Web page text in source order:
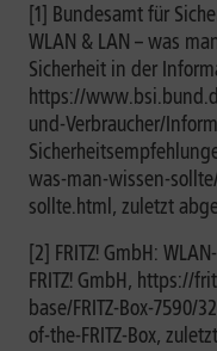
[1] Bundesamt für
WLAN & LAN – was
Sicherheit in der
https://
und-Verbraucher/
was-man-wissen-
sollte.html, zuletzt
[2] FRITZ! GmbH:
FRITZ! GmbH, https://
base/FRITZ-Box-7590/
of-the-FRITZ-Box,